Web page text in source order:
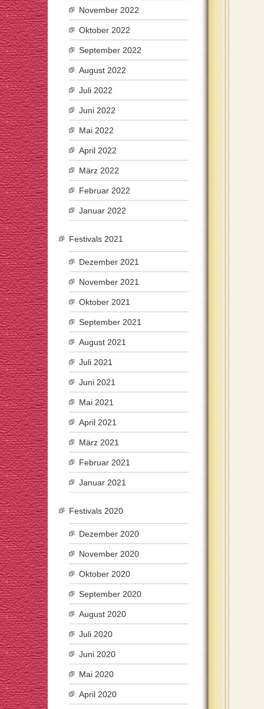
November 2022
Oktober 2022
September 2022
August 2022
Juli 2022
Juni 2022
Mai 2022
April 2022
März 2022
Februar 2022
Januar 2022
Festivals 2021
Dezember 2021
November 2021
Oktober 2021
September 2021
August 2021
Juli 2021
Juni 2021
Mai 2021
April 2021
März 2021
Februar 2021
Januar 2021
Festivals 2020
Dezember 2020
November 2020
Oktober 2020
September 2020
August 2020
Juli 2020
Juni 2020
Mai 2020
April 2020